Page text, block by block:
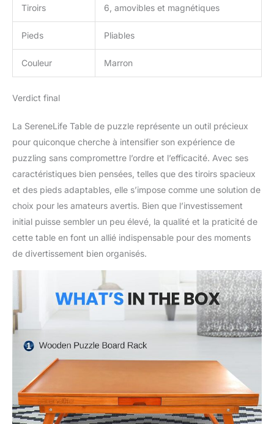
Tiroirs 6, amovibles et magnétiques
Pieds Pliables
Couleur Marron
Verdict final
La SereneLife Table de puzzle représente un outil précieux
pour quiconque cherche à intensifier son expérience de
puzzling sans compromettre l’ordre et l’efficacité. Avec ses
caractéristiques bien pensées, telles que des tiroirs spacieux
et des pieds adaptables, elle s’impose comme une solution de
choix pour les amateurs avertis. Bien que l’investissement
initial puisse sembler un peu élevé, la qualité et la praticité de
cette table en font un allié indispensable pour des moments
de divertissement bien organisés.